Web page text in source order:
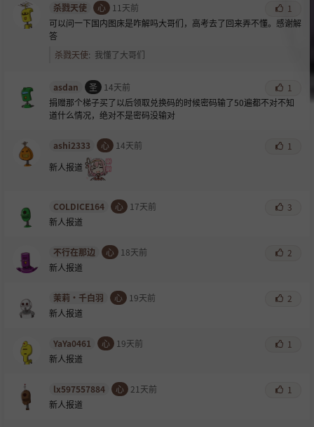
杀戮天使 心 11天前
1
可以问一下国内图床是咋解吗大哥们，高考去了回来弄不懂。感谢解
答
杀戮天使: 我懂了大哥们
asdan 圣 14天前
1
捐赠那个梯子买了以后领取兑换码的时候密码输了50遍都不对不知
道什么情况，绝对不是密码没输对
ashi2333 心 14天前
1
新人报道
COLDICE164 心 17天前
3
新人报道
不行在那边 心 18天前
2
新人报道
茉莉·千白羽 心 19天前
2
新人报道
YaYa0461 心 19天前
1
新人报道
lx597557884 心 21天前
1
新人报道